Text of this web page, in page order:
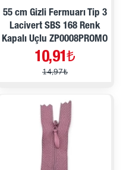
55 cm Gizli Fermuarı Tip 3
Lacivert SBS 168 Renk
Kapalı Uçlu ZP0008PROMO
10,91₺
14,97₺